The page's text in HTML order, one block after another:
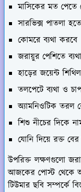
মাসিকের মত পেতে
সারভিক্স পাতলা
কোমরে ব্যথা করবে
জরায়ুর পেশিতে ব্যথা
হাড়ের জয়েন্ট
তলপেটে ব্যথা ও
অ্যামনিওটিক তরল
শিশু নীচের দিকে
যোনি দিয়ে রক্ত
উপরিক্ত লক্ষণগুলো
আজকের পোস্ট থেকে
টিউমার ছবি সম্পর্কে